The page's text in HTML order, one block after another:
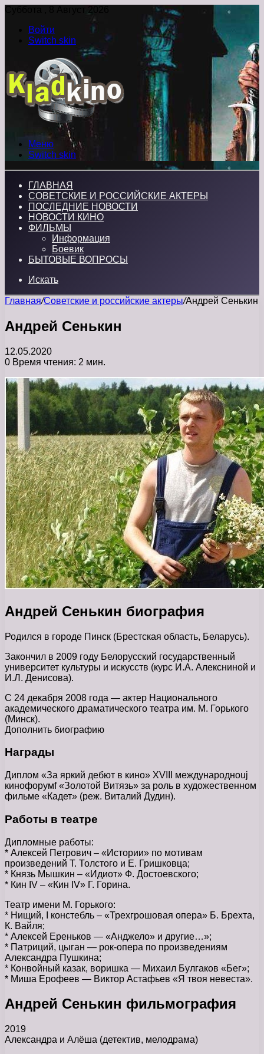
Суббота , 8 Август 2026
Войти
Switch skin
Меню
Switch skin
ГЛАВНАЯ
СОВЕТСКИЕ И РОССИЙСКИЕ АКТЕРЫ
ПОСЛЕДНИЕ НОВОСТИ
НОВОСТИ КИНО
ФИЛЬМЫ
Информация
Боевик
БЫТОВЫЕ ВОПРОСЫ
Искать
Главная/Советские и российские актеры/Андрей Сенькин
Андрей Сенькин
12.05.2020
0 Время чтения: 2 мин.
Андрей Сенькин биография
Родился в городе Пинск (Брестская область, Беларусь).
Закончил в 2009 году Белорусский государственный
университет культуры и искусств (курс И.А. Алексниной и
И.Л. Денисова).
С 24 декабря 2008 года — актер Национального
академического драматического театра им. М. Горького
(Минск).
Дополнить биографию
Награды
Диплом «За яркий дебют в кино» XVIII международноuj
кинофорумf «Золотой Витязь» за роль в художественном
фильме «Кадет» (реж. Виталий Дудин).
Работы в театре
Дипломные работы:
* Алексей Петрович – «Истории» по мотивам
произведений Т. Толстого и Е. Гришковца;
* Князь Мышкин – «Идиот» Ф. Достоевского;
* Кин IV – «Кин IV» Г. Горина.
Театр имени М. Горького:
* Нищий, I констебль – «Трехгрошовая опера» Б. Брехта,
К. Вайля;
* Алексей Ереньков — «Анджело» и другие…»;
* Патриций, цыган — рок-опера по произведениям
Александра Пушкина;
* Конвойный казак, воришка — Михаил Булгаков «Бег»;
* Миша Ерофеев — Виктор Астафьев «Я твоя невеста».
Андрей Сенькин фильмография
2019
Александра и Алёша (детектив, мелодрама)